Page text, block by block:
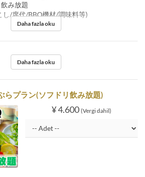
み放題
し/席代/BBQ機材/調味料等)
Daha fazla oku
Daha fazla oku
らプラン(ソフドリ飲み放題)
¥ 4.600 (Vergi dahil)